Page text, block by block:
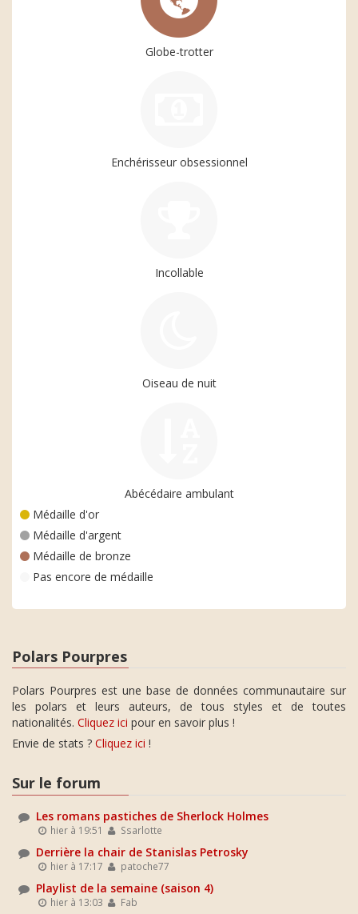
Globe-trotter
Enchérisseur obsessionnel
Incollable
Oiseau de nuit
Abécédaire ambulant
Médaille d'or
Médaille d'argent
Médaille de bronze
Pas encore de médaille
Polars Pourpres
Polars Pourpres est une base de données communautaire sur
les polars et leurs auteurs, de tous styles et de toutes
nationalités. Cliquez ici pour en savoir plus !
Envie de stats ? Cliquez ici !
Sur le forum
Les romans pastiches de Sherlock Holmes
hier à 19:51 Ssarlotte
Derrière la chair de Stanislas Petrosky
hier à 17:17 patoche77
Playlist de la semaine (saison 4)
hier à 13:03 Fab